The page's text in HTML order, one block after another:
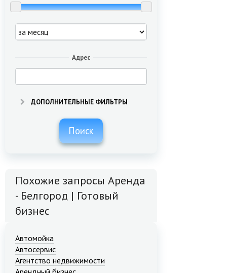
Адрес
ДОПОЛНИТЕЛЬНЫЕ ФИЛЬТРЫ
Поиск
Похожие запросы Аренда
- Белгород | Готовый
бизнес
Автомойка
Автосервис
Агентство недвижимости